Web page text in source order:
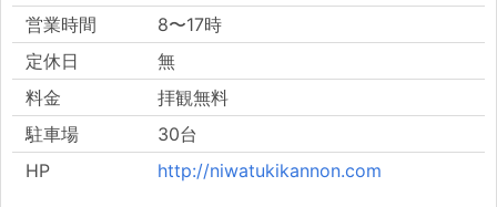
営業時間
8〜17時
定休日
無
料金
拝観無料
駐車場
30台
HP
http://niwatukikannon.com